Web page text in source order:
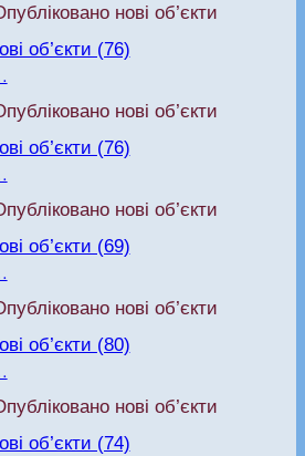
нові об’єкти
об’єкти (76)
нові об’єкти
об’єкти (76)
нові об’єкти
об’єкти (69)
нові об’єкти
об’єкти (80)
нові об’єкти
об’єкти (74)